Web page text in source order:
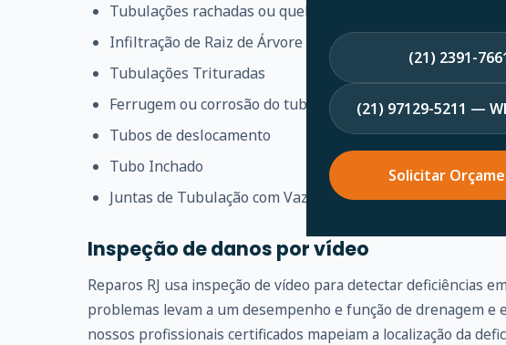
(21) 2391-
(21) 97129-5211 —
Solicitar
Tubulações rachadas ou quebradas
Infiltração de Raiz de Árvore
Tubulações Trituradas
Ferrugem ou corrosão do tubo
Tubos de deslocamento
Tubo Inchado
Juntas de Tubulação com Vazamento
Inspeção de danos por vídeo
Reparos RJ usa inspeção de vídeo para detectar deficiências
problemas levam a um desempenho e função de drenagem e
nossos profissionais certificados mapeiam a localização da